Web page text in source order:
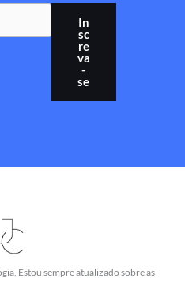
In
sc
re
va
-
se
Estou sempre atualizado sobre as